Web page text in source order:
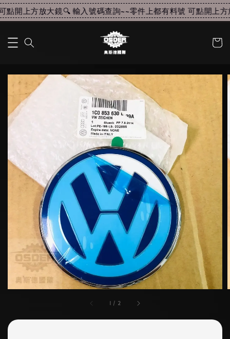
開上方放大鏡🔍 輸入號碼查詢~~零件上都有料號 可點開上方
1 / 2